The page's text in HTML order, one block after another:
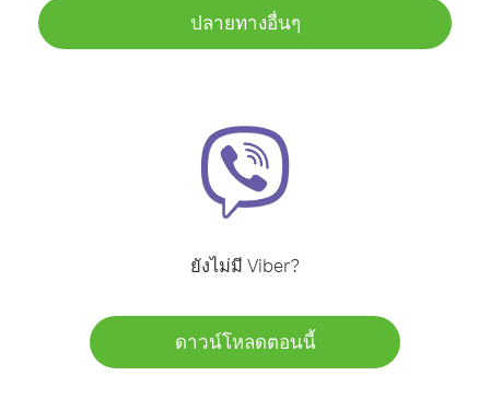
ปลายทางอื่นๆ
ยังไม่มี Viber?
ดาวน์โหลดตอนนี้